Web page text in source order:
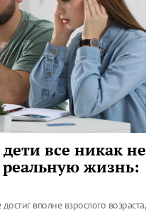
все никак не
реальную жизнь:
вполне взрослого возраста,